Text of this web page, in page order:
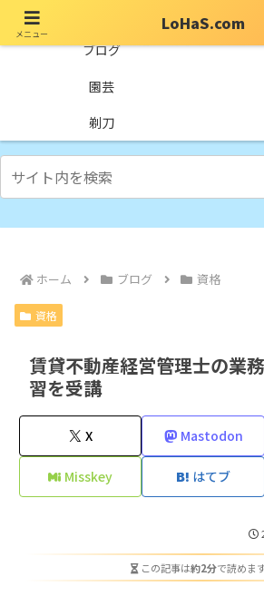
ブログ
園芸
剃刀
ホーム ブログ 資格
資格
賃貸不動産経営管理士の業
習を受講
X Mastodon
Misskey はてブ
この記事は約2分で読めます
メニュー
LoHaS.com